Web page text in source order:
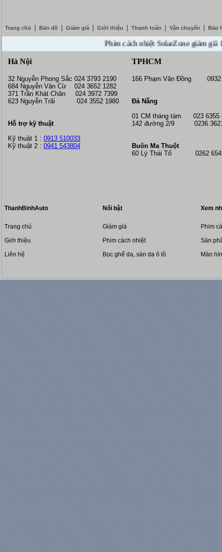
Trang chủ Bản đồ Giảm giá Giới thiệu Thanh toán Vận chuyển Bảo
Phim cách nhiệt SolarZone giảm giá
Hà Nội
32 Nguyễn Phong Sắc 024 3793 2190
684 Nguyễn Văn Cừ 024 3652 1282
371 Trần Khát Chân 024 3972 7399
623 Nguyễn Trãi 024 3552 1980
Hỗ trợ kỹ thuật
Kỹ thuật 1 : 0913 510033
Kỹ thuật 2 : 0941 543804
TPHCM
166 Phạm Văn Đồng 0932
Đà Nẵng
01 CM tháng tám 023 6355
142 đường 2/9 0236
Buôn Ma Thuột
60 Lý Thái Tổ 0262
ThanhBinhAuto
Trang chủ
Giới thiệu
Liên hệ
Nổi bật
Giảm giá
Phim cách nhiệt
Bọc ghế da, sàn da ô tô
Xem
Phim
Sản
Màn